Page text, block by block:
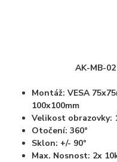
AK-MB-02
Montáž: VESA
100x100mm
Velikost obrazovky:
Otočení: 360°
Sklon: +/- 90°
Max. Nosnost: 2x